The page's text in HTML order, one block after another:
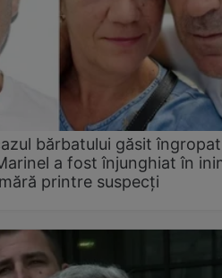
bărbatului găsit
a fost înjunghiat în
printre suspecți